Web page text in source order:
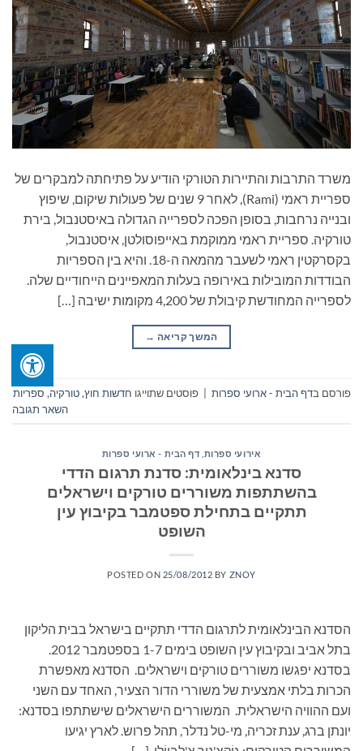
משרד התרבות והתיירות הטורקי הודיע על פתיחתה למבקרים של
ספריית ראמי (Rami), לאחר 9 שנים של פעולות שיקום, שיפוץ
ובנייה נרחבות, בסופן הפכה לספרייה הגדולה באיסטנבול, בירת
טורקיה. ספריית ראמי ממוקמת באייפוסולטן, איסטנבול,
בקסרקטין ראמי לשעבר מהמאה ה-18. והיא בין הספריות
הבודדות המובילות באירופה בעלות המאפיינים הייחודיים שלה.
לספרייה המחודשת קיבולת של 4,200 מקומות ישיבה […]
המשך קריאה →
פורסם בדף הבית - ארועי ספרות פוסטים שתוייגו חדשות חוץ,טורקיה, ספריות
השאר תגובה
אירועי ספרות דף הבית - ארועי ספרות
סדנא בינלאומית: סדנת תרגום הדדי
בהשתתפות משוררים טורקים וישראלים
תתקיים בתחילת ספטמבר בקיבוץ עין
השופט
POSTED ON 25/08/2012 BY ZNOY
הסדנא הבינלאומית לתרגום הדדי תתקיים בישראל בבית הליקון
בתל אביב ובקיבוץ עין השופט בימים 1-7 בספטמבר 2012.
בסדנא יפגשו משוררים טורקים וישראלים. הסדנא מאפשרת
הכרות בלתי אמצעית של משוררי הדור הצעיר, האחד עם השני
ועם ההוויה הישראלית. המשוררים הישראלים שישתתפו בסדנא:
יונתן ברג, ענת זכריה, מי-טל נדלר, תהל פרוש. לארץ יגיעו